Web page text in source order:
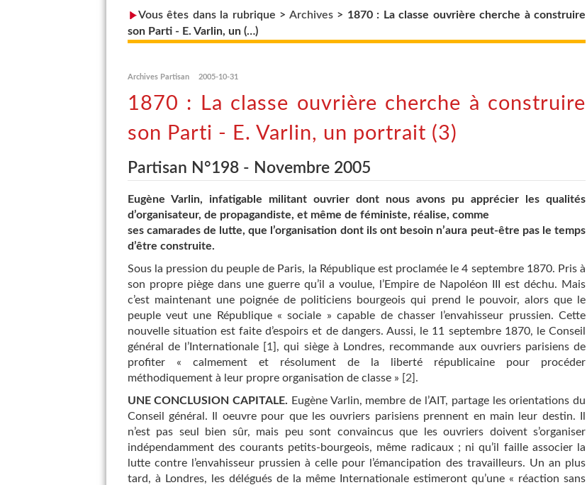
Vous êtes dans la rubrique > Archives> 1870 : La classe ouvrière cherche à construire
son Parti - E. Varlin, un (…)
Archives Partisan 2005-10-31
1870 : La classe ouvrière cherche à construire
son Parti - E. Varlin, un portrait (3)
Partisan N°198 - Novembre 2005
Eugène Varlin, infatigable militant ouvrier dont nous avons pu apprécier les qualités
d’organisateur, de propagandiste, et même de féministe, réalise, comme
ses camarades de lutte, que l’organisation dont ils ont besoin n’aura peut-être pas le temps
d’être construite.
Sous la pression du peuple de Paris, la République est proclamée le 4 septembre 1870. Pris à
son propre piège dans une guerre qu’il a voulue, l’Empire de Napoléon III est déchu. Mais
c’est maintenant une poignée de politiciens bourgeois qui prend le pouvoir, alors que le
peuple veut une République « sociale » capable de chasser l’envahisseur prussien. Cette
nouvelle situation est faite d’espoirs et de dangers. Aussi, le 11 septembre 1870, le Conseil
général de l’Internationale[1 ] , qui siège à Londres, recommande aux ouvriers parisiens de
profiter « calmement et résolument de la liberté républicaine pour procéder
méthodiquement à leur propre organisation de classe » [2] .
UNE CONCLUSION CAPITALE. Eugène Varlin, membre de l’AIT, partage les orientations du
Conseil général. Il oeuvre pour que les ouvriers parisiens prennent en main leur destin. Il
n’est pas seul bien sûr, mais peu sont convaincus que les ouvriers doivent s’organiser
indépendamment des courants petits-bourgeois, même radicaux ; ni qu’il faille associer la
lutte contre l’envahisseur prussien à celle pour l’émancipation des travailleurs. Un an plus
tard, à Londres, les délégués de la même Internationale estimeront qu’une « réaction sans